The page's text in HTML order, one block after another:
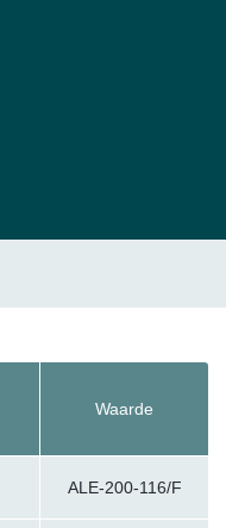
Waarde
ALE-200-116/F